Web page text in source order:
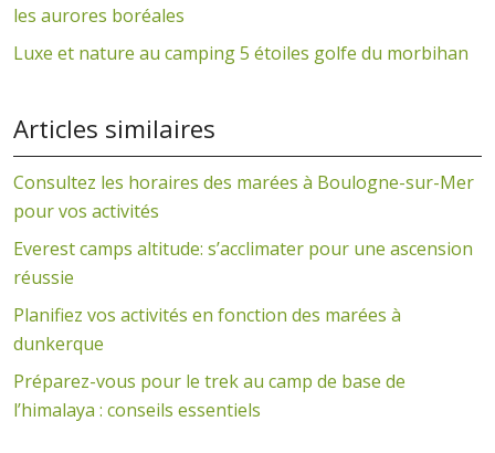
les aurores boréales
Luxe et nature au camping 5 étoiles golfe du morbihan
Articles similaires
Consultez les horaires des marées à Boulogne-sur-Mer
pour vos activités
Everest camps altitude: s’acclimater pour une ascension
réussie
Planifiez vos activités en fonction des marées à
dunkerque
Préparez-vous pour le trek au camp de base de
l’himalaya : conseils essentiels